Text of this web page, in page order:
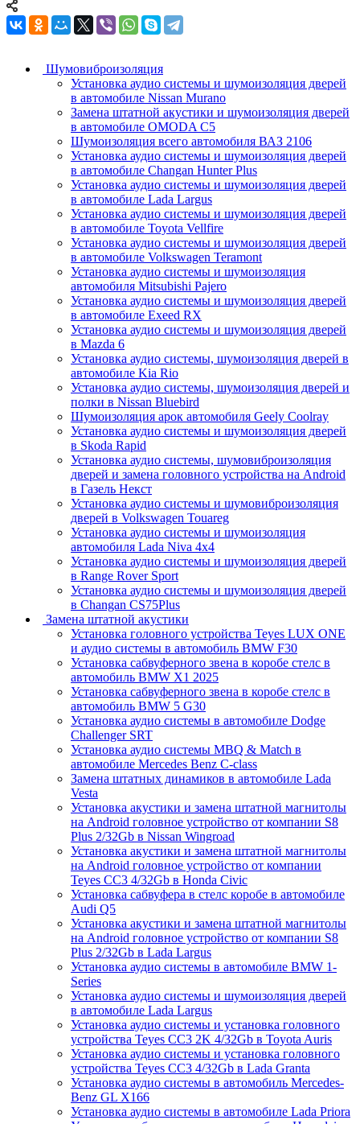
Шумовиброизоляция
Установка аудио системы и шумоизоляция дверей
в автомобиле Nissan Murano
Замена штатной акустики и шумоизоляция дверей
в автомобиле OMODA C5
Шумоизоляция всего автомобиля ВАЗ 2106
Установка аудио системы и шумоизоляция дверей
в автомобиле Changan Hunter Plus
Установка аудио системы и шумоизоляция дверей
в автомобиле Lada Largus
Установка аудио системы и шумоизоляция дверей
в автомобиле Toyota Vellfire
Установка аудио системы и шумоизоляция дверей
в автомобиле Volkswagen Teramont
Установка аудио системы и шумоизоляция
автомобиля Mitsubishi Pajero
Установка аудио системы и шумоизоляция дверей
в автомобиле Exeed RX
Установка аудио системы и шумоизоляция дверей
в Mazda 6
Установка аудио системы, шумоизоляция дверей в
автомобиле Kia Rio
Установка аудио системы, шумоизоляция дверей и
полки в Nissan Bluebird
Шумоизоляция арок автомобиля Geely Coolray
Установка аудио системы и шумоизоляция дверей
в Skoda Rapid
Установка аудио системы, шумовиброизоляция
дверей и замена головного устройства на Android
в Газель Некст
Установка аудио системы и шумовиброизоляция
дверей в Volkswagen Touareg
Установка аудио системы и шумоизоляция
автомобиля Lada Niva 4x4
Установка аудио системы и шумоизоляция дверей
в Range Rover Sport
Установка аудио системы и шумоизоляция дверей
в Changan CS75Plus
Замена штатной акустики
Установка головного устройства Teyes LUX ONE
и аудио системы в автомобиль BMW F30
Установка сабвуферного звена в коробе стелс в
автомобиль BMW X1 2025
Установка сабвуферного звена в коробе стелс в
автомобиль BMW 5 G30
Установка аудио системы в автомобиле Dodge
Challenger SRT
Установка аудио системы MBQ & Match в
автомобиле Mercedes Benz C-class
Замена штатных динамиков в автомобиле Lada
Vesta
Установка акустики и замена штатной магнитолы
на Android головное устройство от компании S8
Plus 2/32Gb в Nissan Wingroad
Установка акустики и замена штатной магнитолы
на Android головное устройство от компании
Teyes CC3 4/32Gb в Honda Civic
Установка сабвуфера в стелс коробе в автомобиле
Audi Q5
Установка акустики и замена штатной магнитолы
на Android головное устройство от компании S8
Plus 2/32Gb в Lada Largus
Установка аудио системы в автомобиле BMW 1-
Series
Установка аудио системы и шумоизоляция дверей
в автомобиле Lada Largus
Установка аудио системы и установка головного
устройства Teyes CC3 2K 4/32Gb в Toyota Auris
Установка аудио системы и установка головного
устройства Teyes CC3 4/32Gb в Lada Granta
Установка аудио системы в автомобиль Mercedes-
Benz GL X166
Установка аудио системы в автомобиле Lada Priora